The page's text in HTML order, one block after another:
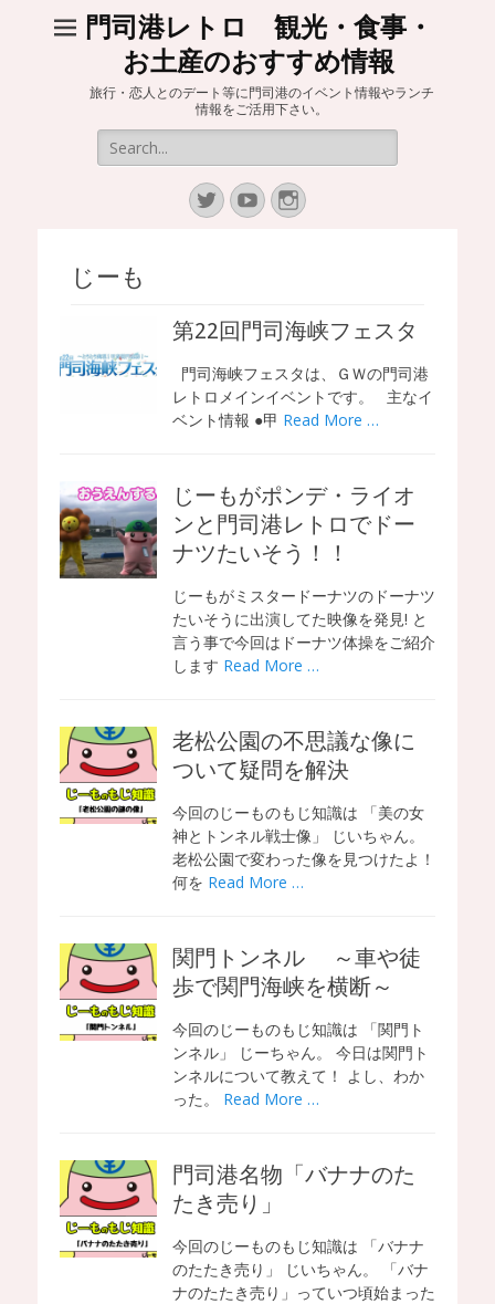
門司港レトロ 観光・食事・
お土産のおすすめ情報
旅行・恋人とのデート等に門司港のイベント情報やランチ
情報をご活用下さい。
Search
for:
TwitterYouTubeInstagram
じーも
第22回門司海峡フェスタ
門司海峡フェスタは、ＧＷの門司港
レトロメインイベントです。 主なイ
ベント情報 ●甲 Read More …
じーもがポンデ・ライオ
ンと門司港レトロでドー
ナツたいそう！！
じーもがミスタードーナツのドーナツ
たいそうに出演してた映像を発見! と
言う事で今回はドーナツ体操をご紹介
します Read More …
老松公園の不思議な像に
ついて疑問を解決
今回のじーものもじ知識は 「美の女
神とトンネル戦士像」 じいちゃん。
老松公園で変わった像を見つけたよ！
何を Read More …
関門トンネル ～車や徒
歩で関門海峡を横断～
今回のじーものもじ知識は 「関門ト
ンネル」 じーちゃん。 今日は関門ト
ンネルについて教えて！ よし、わか
った。 Read More …
門司港名物「バナナのた
たき売り」
今回のじーものもじ知識は 「バナナ
のたたき売り」 じいちゃん。 「バナ
ナのたたき売り」っていつ頃始まった